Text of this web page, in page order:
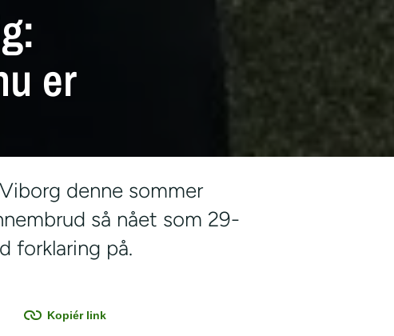
er
denne sommer
så nået som 29-
forklaring på.
Kopiér link